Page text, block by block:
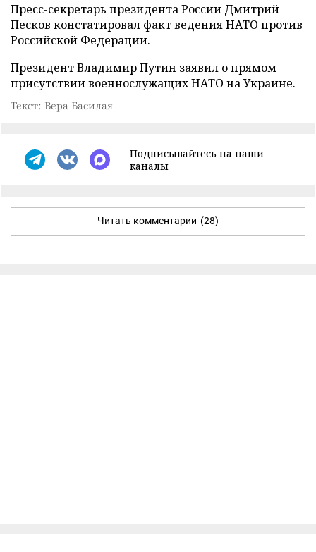
Пресс-секретарь президента России Дмитрий
Песков констатировал факт ведения НАТО против
Российской Федерации.
Президент Владимир Путин заявил о прямом
присутствии военнослужащих НАТО на Украине.
Текст: Вера Басилая
Подписывайтесь на наши
каналы
Читать комментарии (28)